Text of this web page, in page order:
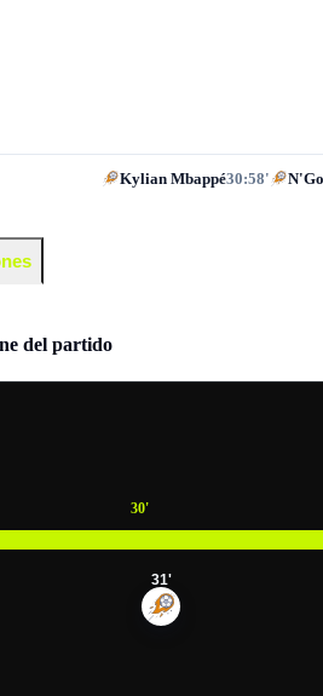
Kylian Mbappé30:58'
del partido
30'
31'